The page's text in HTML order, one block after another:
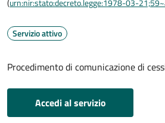
(urn:nir:stato:decreto.legge:1978-03-
Servizio attivo
Procedimento di comunicazione di
Accedi al servizio